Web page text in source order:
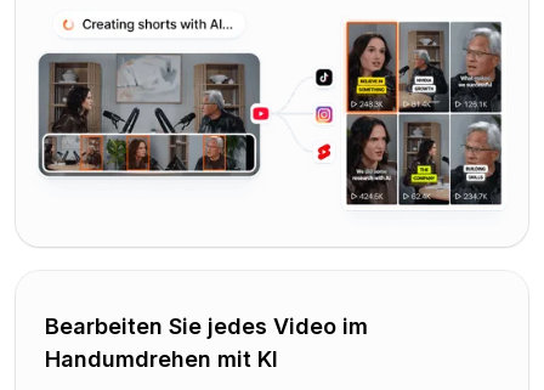
Bearbeiten Sie jedes Video im
Handumdrehen mit KI